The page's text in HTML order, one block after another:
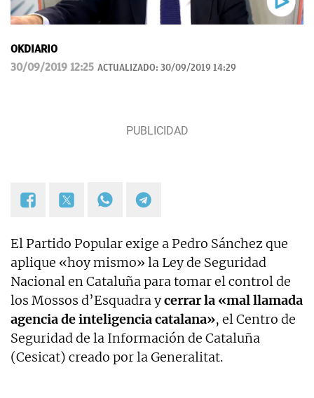
OKDIARIO
30/09/2019 12:25 ACTUALIZADO: 30/09/2019 14:29
El Partido Popular exige a Pedro Sánchez que
aplique «hoy mismo» la Ley de Seguridad
Nacional en Cataluña para tomar el control de
los Mossos d’Esquadra ycerrar la «mal llamada
agencia de inteligencia catalana», el Centro de
Seguridad de la Información de Cataluña
(Cesicat) creado por la Generalitat.